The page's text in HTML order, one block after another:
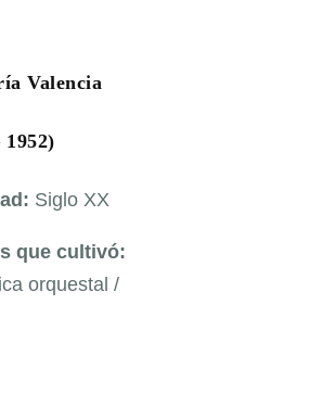
Valencia
1952)
Siglo XX
que cultivó:
orquestal /